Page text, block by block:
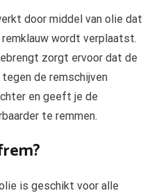
door middel van olie dat
wordt verplaatst.
zorgt ervoor dat de
de remschijven
en geeft je de
te remmen.
is geschikt voor alle